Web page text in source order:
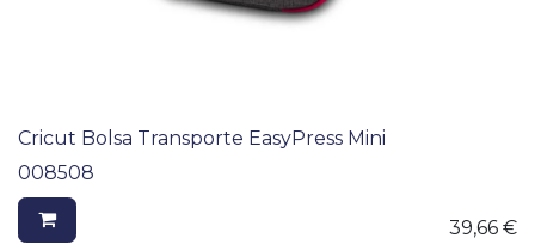
Cricut Bolsa Transporte EasyPress Mini
008508
39,66 €